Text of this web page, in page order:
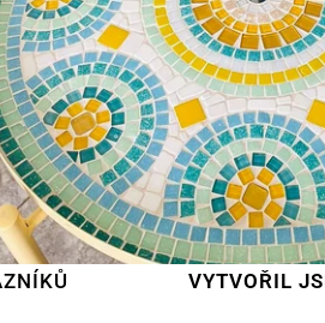
VYTVOŘIL JSI TAKÉ